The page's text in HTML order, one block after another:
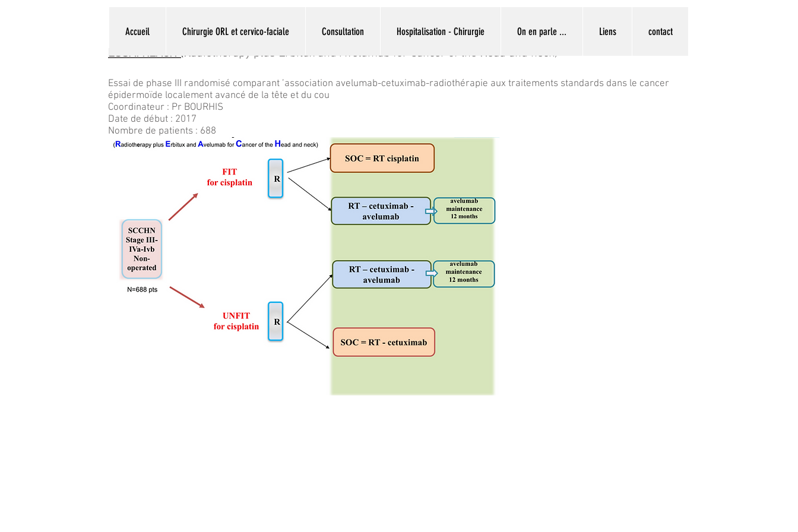
Accueil Chirurgie ORL et cervico-faciale Consultation Hospitalisation - Chirurgie On en parle ... Liens contact
ESSAI REACH (Radiothérapy plus Erbitux and Avelumab for Cancer of the Head and neck)
Essai de phase III randomisé comparant ’association avelumab-cetuximab-radiothérapie aux traitements standards dans le cancer
épidermoïde localement avancé de la tête et du cou
Coordinateur : Pr BOURHIS
Date de début : 2017
Nombre de patients : 688